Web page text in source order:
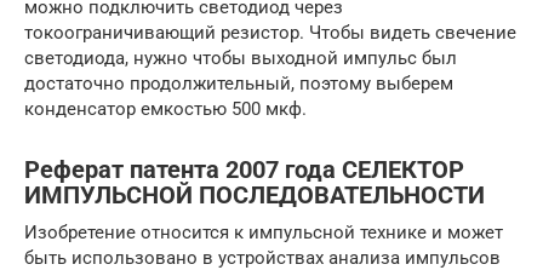
можно подключить светодиод через
токоограничивающий резистор. Чтобы видеть свечение
светодиода, нужно чтобы выходной импульс был
достаточно продолжительный, поэтому выберем
конденсатор емкостью 500 мкф.
Реферат патента 2007 года СЕЛЕКТОР
ИМПУЛЬСНОЙ ПОСЛЕДОВАТЕЛЬНОСТИ
Изобретение относится к импульсной технике и может
быть использовано в устройствах анализа импульсов